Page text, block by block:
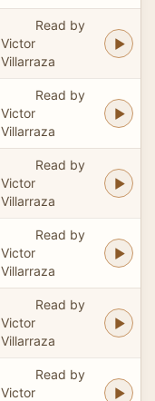
Read by
Victor
Villarraza
Read by
Victor
Villarraza
Read by
Victor
Villarraza
Read by
Victor
Villarraza
Read by
Victor
Villarraza
Read by
Victor